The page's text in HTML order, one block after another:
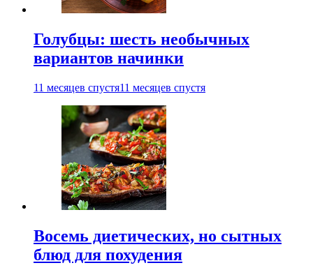
Голубцы: шесть необычных
вариантов начинки
11 месяцев спустя11 месяцев спустя
Восемь диетических, но сытных
блюд для похудения